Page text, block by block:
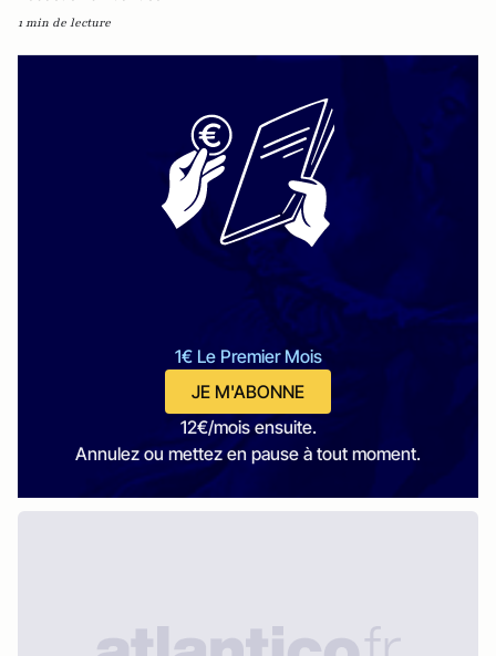
1 min de lecture
1€ Le Premier Mois
JE M'ABONNE
12€/mois ensuite.
Annulez ou mettez en pause à tout moment.